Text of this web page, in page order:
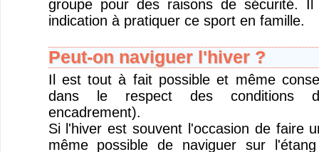
groupe pour des raisons de sécurité.
indication à pratiquer ce sport en famille.
Peut-on naviguer l'hiver ?
Il est tout à fait possible et même
dans le respect des conditions
encadrement).
Si l'hiver est souvent l'occasion de faire
même possible de naviguer sur